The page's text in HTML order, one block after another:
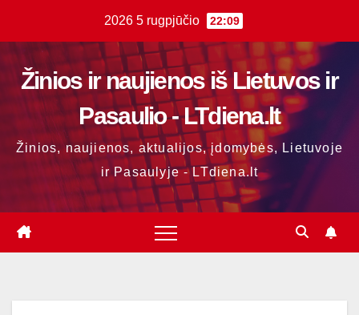
content
2026 5 rugpjūčio 22:09
Žinios ir naujienos iš Lietuvos ir
Pasaulio - LTdiena.lt
Žinios, naujienos, aktualijos, įdomybės, Lietuvoje
ir Pasaulyje - LTdiena.lt